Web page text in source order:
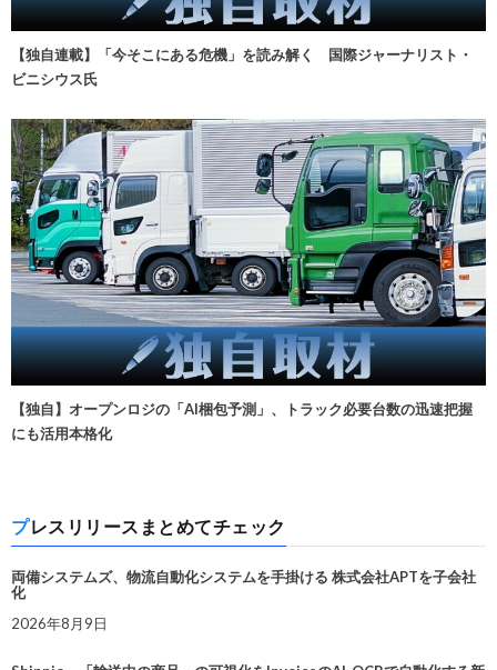
【独自連載】「今そこにある危機」を読み解く 国際ジャーナリスト・
ビニシウス氏
【独自】オープンロジの「AI梱包予測」、トラック必要台数の迅速把握
にも活用本格化
プレスリリースまとめてチェック
両備システムズ、物流自動化システムを手掛ける 株式会社APTを子会社
化
2026年8月9日